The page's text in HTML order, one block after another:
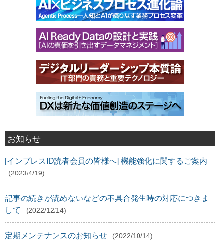
お知らせ
[インプレスID読者会員の皆様へ] 機能強化に関するご案内
(2023/4/19)
記事の続きが読めないなどの不具合発生時の対応につきま
して
(2022/12/14)
定期メンテナンスのお知らせ (2022/10/14)